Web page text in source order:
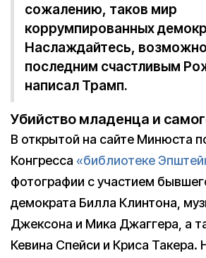
сожалению, таков мир
коррумпированных
Наслаждайтесь,
последним счастливым
написал Трамп.
Убийство младенца и
В открытой на сайте Минюста
Конгресса «библиотеке
фотографии с участием
демократа Билла Клинтона,
Джексона и Мика Джаггера, а
Кевина Спейси и Криса Такера.